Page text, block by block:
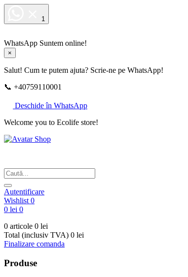
1
WhatsApp Suntem online!
×
Salut! Cum te putem ajuta? Scrie-ne pe WhatsApp!
📞 +40759110001
Deschide în WhatsApp
Welcome you to Ecolife store!
Autentificare
Wishlist 0
0 lei 0
0 articole 0 lei
Total (inclusiv TVA) 0 lei
Finalizare comanda
Produse